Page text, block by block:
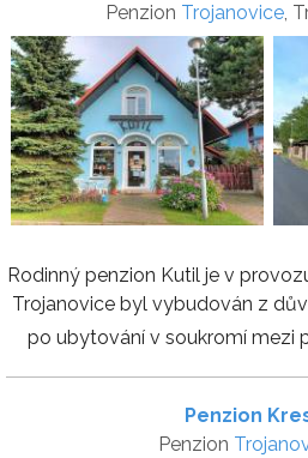
Penzion Trojanovice ,
Rodinný penzion Kutil je v
Trojanovice byl vybudován z
po ubytování v soukromí mezi
Penzion
Penzion